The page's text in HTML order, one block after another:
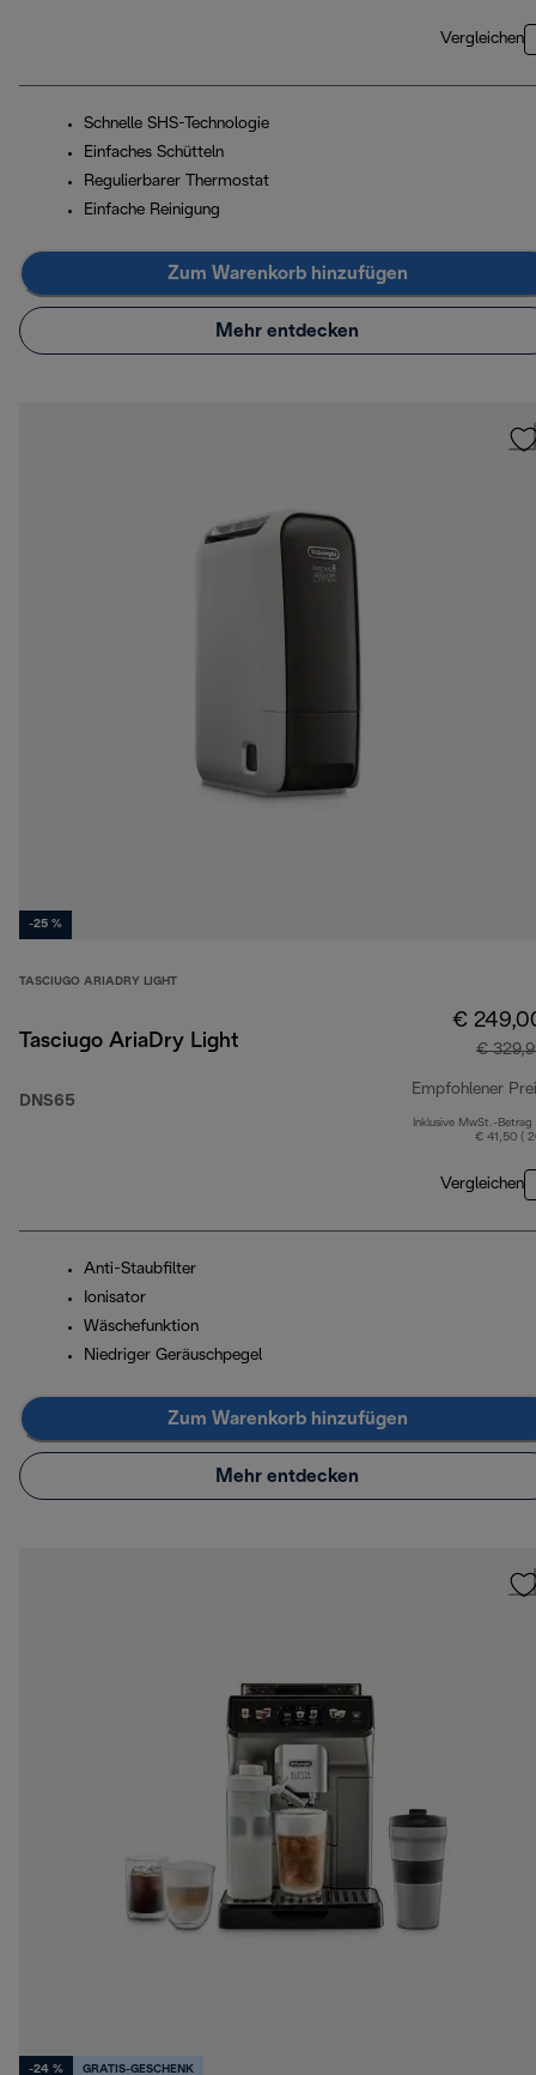
Vergleichen
Schnelle SHS-Technologie
Einfaches Schütteln
Regulierbarer Thermostat
Einfache Reinigung
Zum Warenkorb hinzufügen
Mehr entdecken
-25 %
TASCIUGO ARIADRY LIGHT
Tasciugo AriaDry Light
DNS65
€
€
Empfohlener
Inklusive MwSt.-Betrag
€ 41,50 (
Vergleichen
Anti-Staubfilter
Ionisator
Wäschefunktion
Niedriger Geräuschpegel
Zum Warenkorb hinzufügen
Mehr entdecken
-24 % GRATIS-GESCHENK